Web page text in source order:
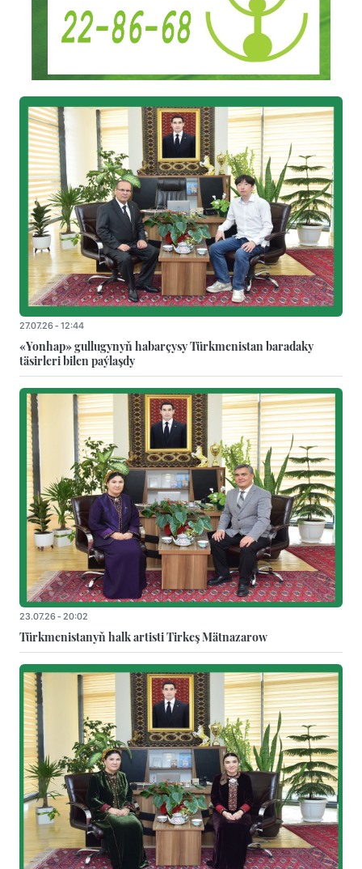
27.07.26 - 12:44
«Yonhap» gullugynyň habarçysy Türkmenistan baradaky
täsirleri bilen paýlaşdy
23.07.26 - 20:02
Türkmenistanyň halk artisti Tirkeş Mätnazarow